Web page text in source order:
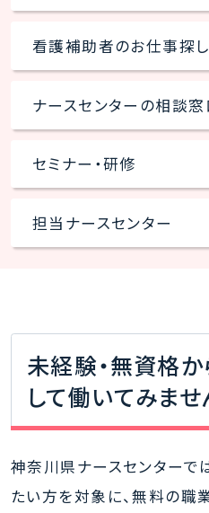
看護補助者のお仕事探し
ナースセンターの相談窓
セミナー・研修
担当ナースセンター
未経験・無資格
して働いてみませ
神奈川県ナースセンターで
たい方を対象に、無料の職